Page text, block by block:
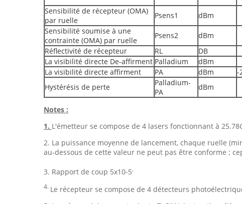
Sensibilité de récepteur (OMA)
par ruelle
Psens1 dBm
Sensibilité soumise à une
contrainte (OMA) par ruelle
Psens2 dBm
Réflectivité de récepteur
RL DB
La visibilité directe De-affirment Palladium dBm
La visibilité directe affirment
PA dBm
-
Hystérésis de perte
Palladium-
PA
dBm
Notes :
1. L'émetteur se compose de 4 lasers fonctionnant à
2. La puissance moyenne de lancement, chaque ruelle
au-dessous de cette valeur ne peut pas être conforme ;
3. Rapport de coup 5x10-5.
4. Le récepteur se compose de 4 détecteurs